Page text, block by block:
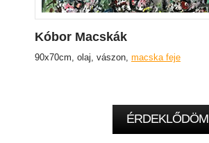
Kóbor Macskák
90x70cm, olaj, vászon, macska feje
ÉRDEKLŐDÖM